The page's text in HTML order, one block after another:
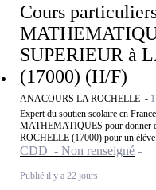
Cours
SUPERIEUR à
(17000) (H/F)
ANACOURS LA ROCHELLE -
Expert du soutien scolaire en
MATHEMATIQUES pour donner
ROCHELLE (17000) pour un élève
CDD - Non renseigné
Publié il y a 22 jours